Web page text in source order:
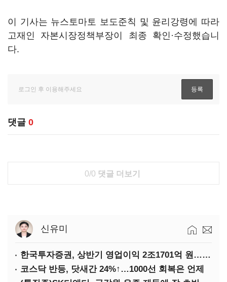
이 기사는 뉴스토마토 보도준칙 및 윤리강령에 따라
고재인 자본시장정책부장이 최종 확인·수정했습니
다.
댓글 0
0/0 댓글 더보기
신유미
한국투자증권, 상반기 영업이익 2조1701억 원… 전년비 89.1%↑
코스닥 반등, 닷새간 24%↑…1000선 회복은 언제